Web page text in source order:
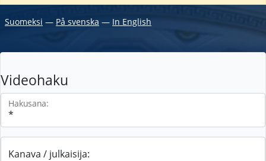
Suomeksi ― På svenska ― In English
Videohaku
Hakusana:
Kanava / julkaisija: